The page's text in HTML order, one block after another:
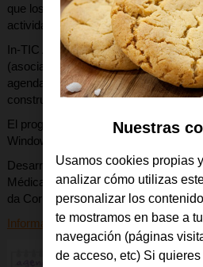
que los usuarios puedan completar
actividades que realizan durante su
In-TIC Agenda permite crear
(asociadas a secuencias de
agenda, que se puede consultar o
construyéndola de forma dinámica
El programa está disponible de
Windows.
Desarrollado por Fundación Orange
Médica y Diagnóstico Radiológico
da Coruña.
Información y descarga gratuita de
Nuestras
Usamos cookies propias
analizar cómo utilizas
personalizar los
te mostramos en base a
navegación (páginas
de acceso, etc) Si